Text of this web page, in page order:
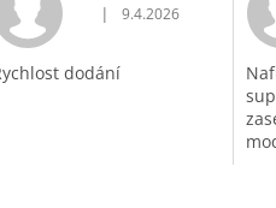
5 z 5 hvězdiček.Hodnocení obchodu
| 9.4.2026
dodání